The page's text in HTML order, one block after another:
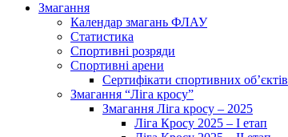
Змагання
Календар змагань ФЛАУ
Статистика
Спортивні розряди
Спортивні арени
Сертифікати спортивних об’єктів
Змагання “Ліга кросу”
Змагання Ліга кросу – 2025
Ліга Кросу 2025 – I етап